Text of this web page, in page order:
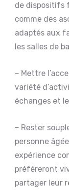
de dispositifs
comme des
adaptés aux
les salles de
– Mettre
variété
échanges et
– Rester
personne
expérience
préféreront
partager leur